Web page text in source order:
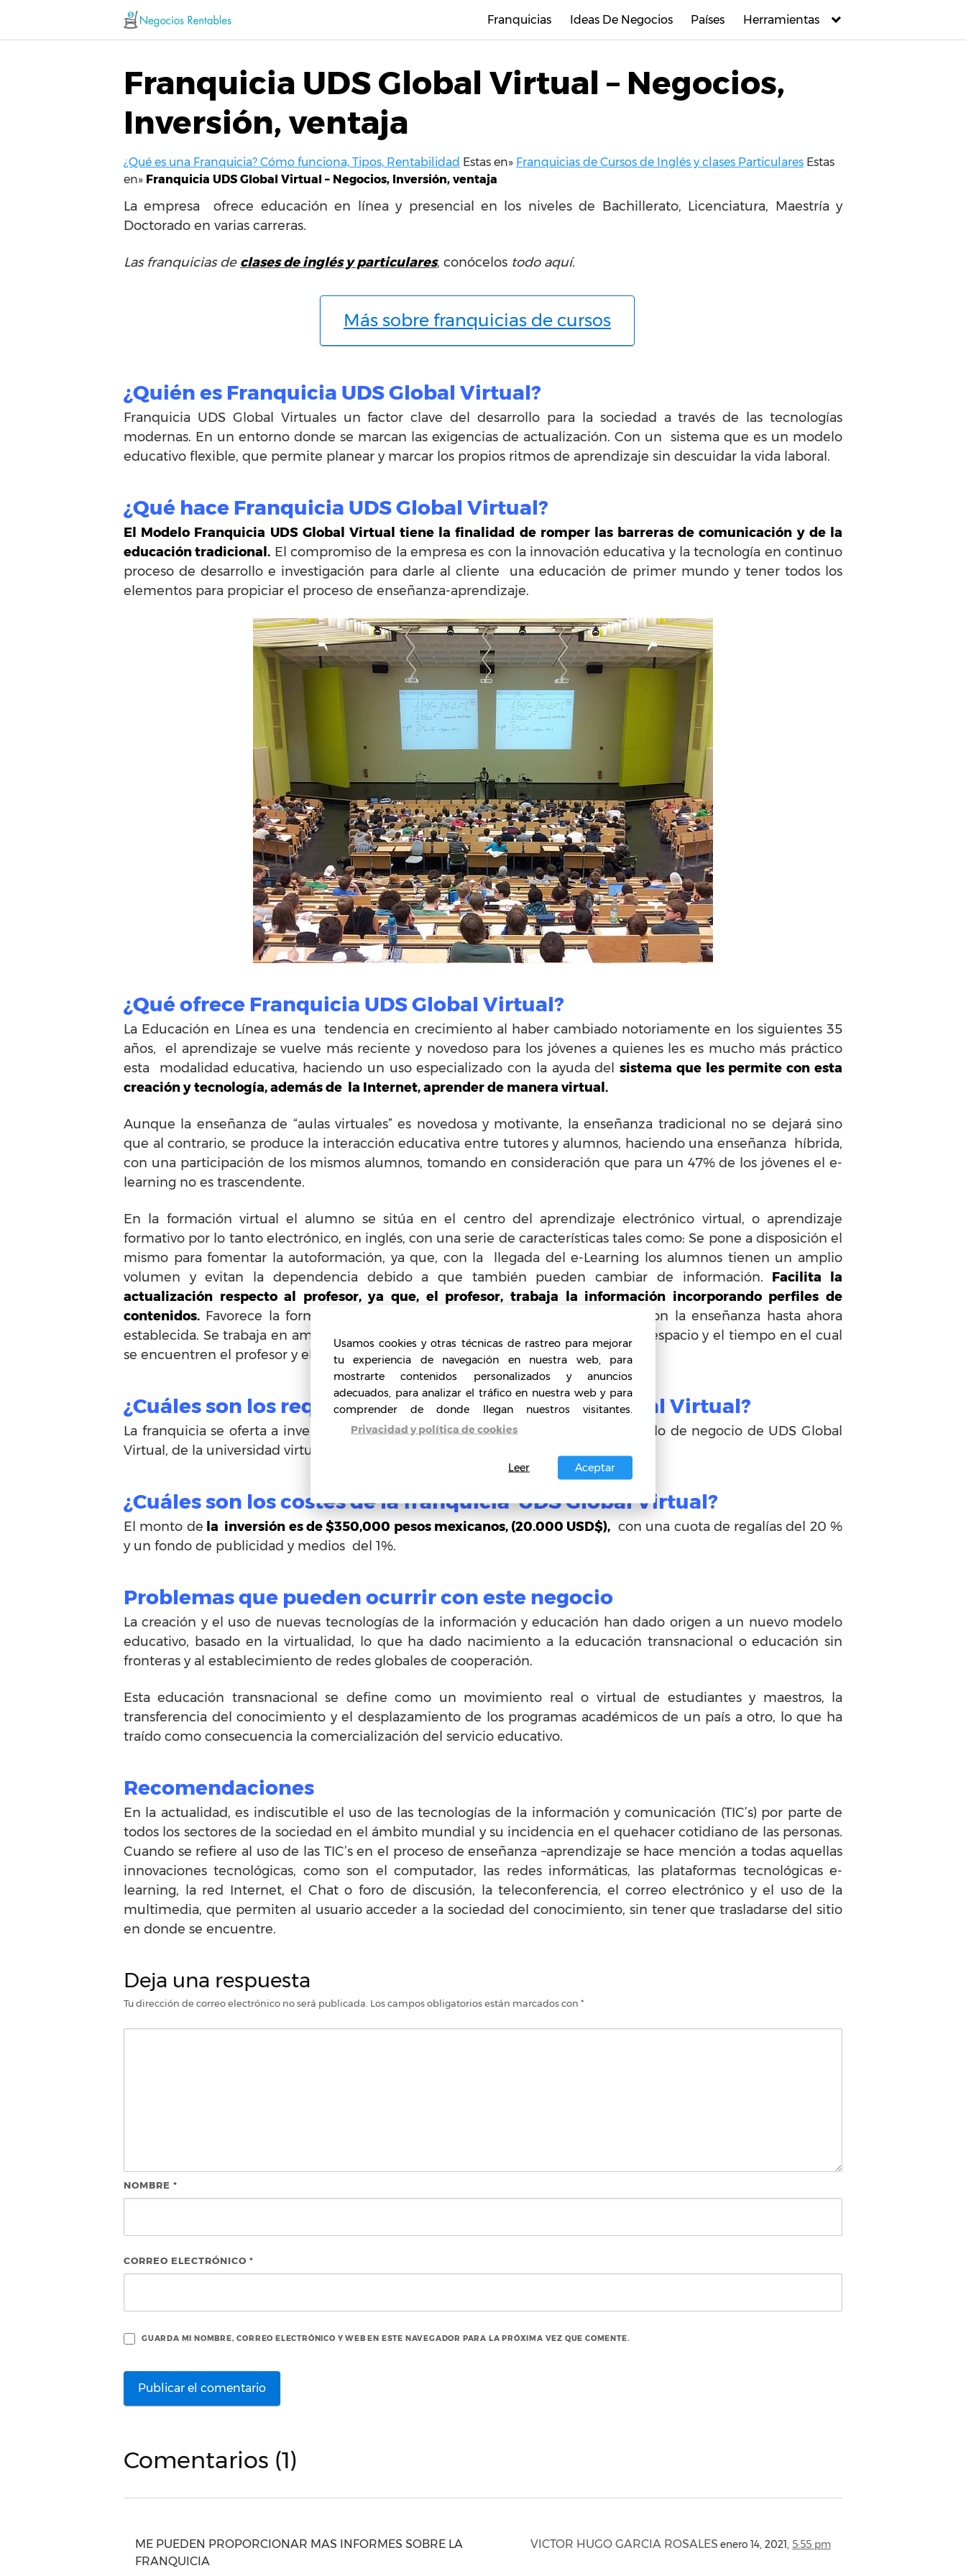
contenido
Franquicias Ideas De Negocios Países Herramientas
Franquicia UDS Global Virtual – Negocios,
Inversión, ventaja
¿Qué es una Franquicia? Cómo funciona, Tipos, Rentabilidad Estas en» Franquicias de Cursos de Inglés y clases Particulares Estas
en» Franquicia UDS Global Virtual – Negocios, Inversión, ventaja
La empresa ofrece educación en línea y presencial en los niveles de Bachillerato, Licenciatura, Maestría y
Doctorado en varias carreras.
Las franquicias de clases de inglés y particulares, conócelos todo aquí.
Más sobre franquicias de cursos
¿Quién es Franquicia UDS Global Virtual?
Franquicia UDS Global Virtuales un factor clave del desarrollo para la sociedad a través de las tecnologías
modernas. En un entorno donde se marcan las exigencias de actualización. Con un sistema que es un modelo
educativo flexible, que permite planear y marcar los propios ritmos de aprendizaje sin descuidar la vida laboral.
¿Qué hace Franquicia UDS Global Virtual?
El Modelo Franquicia UDS Global Virtual tiene la finalidad de romper las barreras de comunicación y de la
educación tradicional. El compromiso de la empresa es con la innovación educativa y la tecnología en continuo
proceso de desarrollo e investigación para darle al cliente una educación de primer mundo y tener todos los
elementos para propiciar el proceso de enseñanza-aprendizaje.
¿Qué ofrece Franquicia UDS Global Virtual?
La Educación en Línea es una tendencia en crecimiento al haber cambiado notoriamente en los siguientes 35
años, el aprendizaje se vuelve más reciente y novedoso para los jóvenes a quienes les es mucho más práctico
esta
modalidad educativa, haciendo un uso especializado con la ayuda delsistema que les permite con esta
creación y tecnología, además de la Internet, aprender de manera virtual.
Aunque la enseñanza de “aulas virtuales” es novedosa y motivante, la enseñanza tradicional no se dejará sino
que al contrario, se produce la interacción educativa entre tutores y alumnos, haciendo una enseñanza híbrida,
con una participación de los mismos alumnos, tomando en consideración que para un 47% de los jóvenes el e-
learning no es trascendente.
En la formación virtual el alumno se sitúa en el centro del aprendizaje electrónico virtual, o aprendizaje
formativo por lo tanto electrónico, en inglés, con una serie de características tales como: Se pone a disposición el
mismo para fomentar la autoformación, ya que, con la llegada del e-Learning los alumnos tienen un amplio
volumen y evitan la dependencia debido a que también pueden cambiar de información. Facilita la
actualización respecto al profesor, ya que, el profesor, trabaja la información incorporando perfiles de
contenidos. Favorece la formación, flexibiliza la información en comparación con la enseñanza hasta ahora
establecida. Se trabaja en ambientes multimedia y permite la deslocalización del espacio y el tiempo en el cual
se encuentren el profesor y el estudiante.
¿Cuáles son los requisitos de la franquicia UDS Global Virtual?
La franquicia se oferta a inversores interesados y motivados en continuar el modelo de negocio de UDS Global
Virtual, de la universidad virtual.
¿Cuáles son los costes de la franquicia UDS Global Virtual?
El monto de la inversión es de $350,000 pesos mexicanos, (20.000 USD$), con una cuota de regalías del 20 %
y un fondo de publicidad y medios del 1%.
Problemas que pueden ocurrir con este negocio
La creación y el uso de nuevas tecnologías de la información y educación han dado origen a un nuevo modelo
educativo, basado en la virtualidad, lo que ha dado nacimiento a la educación transnacional o educación sin
fronteras y al establecimiento de redes globales de cooperación.
Esta educación transnacional se define como un movimiento real o virtual de estudiantes y maestros, la
transferencia del conocimiento y el desplazamiento de los programas académicos de un país a otro, lo que ha
traído como consecuencia la comercialización del servicio educativo.
Recomendaciones
En la actualidad, es indiscutible el uso de las tecnologías de la información y comunicación (TIC’s) por parte de
todos los sectores de la sociedad en el ámbito mundial y su incidencia en el quehacer cotidiano de las personas.
Cuando se refiere al uso de las TIC’s en el proceso de enseñanza –aprendizaje se hace mención a todas aquellas
innovaciones tecnológicas, como son el computador, las redes informáticas, las plataformas tecnológicas e-
learning, la red Internet, el Chat o foro de discusión, la teleconferencia, el correo electrónico y el uso de la
multimedia, que permiten al usuario acceder a la sociedad del conocimiento, sin tener que trasladarse del sitio
en donde se encuentre.
Deja una respuesta
Tu dirección de correo electrónico no será publicada. Los campos obligatorios están marcados con *
NOMBRE *
CORREO ELECTRÓNICO *
GUARDA MI NOMBRE, CORREO ELECTRÓNICO Y WEB EN ESTE NAVEGADOR PARA LA PRÓXIMA VEZ QUE COMENTE.
Comentarios (1)
VICTOR HUGO GARCIA ROSALES enero 14, 2021, 5:55 pm
ME PUEDEN PROPORCIONAR MAS INFORMES SOBRE LA
FRANQUICIA
Usamos cookies y otras técnicas de rastreo para mejorar
tu experiencia de navegación en nuestra web, para
mostrarte contenidos personalizados y anuncios
adecuados, para analizar el tráfico en nuestra web y para
comprender de donde llegan nuestros visitantes.
Privacidad y política de cookies
Aceptar
Leer